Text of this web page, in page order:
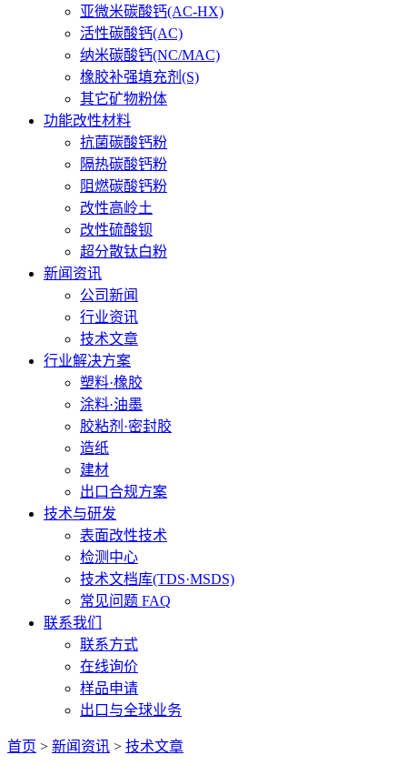
亚微米碳酸钙(AC-HX)
活性碳酸钙(AC)
纳米碳酸钙(NC/MAC)
橡胶补强填充剂(S)
其它矿物粉体
功能改性材料
抗菌碳酸钙粉
隔热碳酸钙粉
阻燃碳酸钙粉
改性高岭土
改性硫酸钡
超分散钛白粉
新闻资讯
公司新闻
行业资讯
技术文章
行业解决方案
塑料·橡胶
涂料·油墨
胶粘剂·密封胶
造纸
建材
出口合规方案
技术与研发
表面改性技术
检测中心
技术文档库(TDS·MSDS)
常见问题 FAQ
联系我们
联系方式
在线询价
样品申请
出口与全球业务
首页 > 新闻资讯 > 技术文章